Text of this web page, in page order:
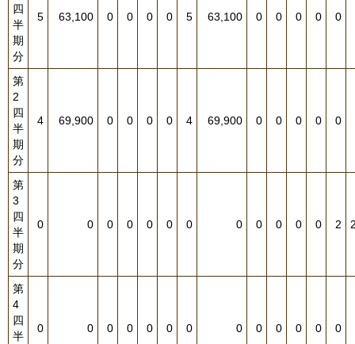
四
半
期
分
5 63,100 0 0 0 0 5 63,100 0 0 0 0 0
第
2
四
半
期
分
4 69,900 0 0 0 0 4 69,900 0 0 0 0 0
第
3
四
半
期
分
0 0 0 0 0 0 0 0 0 0 0 0 2
第
4
四
半
0 0 0 0 0 0 0 0 0 0 0 0 0